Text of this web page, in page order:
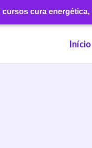
cura
Início